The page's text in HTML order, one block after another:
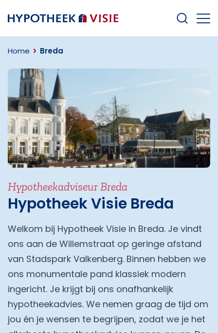
Terug naar home
Home Breda
Hypotheekadviseur Breda
Hypotheek Visie Breda
Welkom bij Hypotheek Visie in Breda. Je vindt
ons aan de Willemstraat op geringe afstand
van Stadspark Valkenberg. Binnen hebben we
ons monumentale pand klassiek modern
ingericht. Je krijgt bij ons onafhankelijk
hypotheekadvies. We nemen graag de tijd om
jou én je wensen te begrijpen, zodat we je het